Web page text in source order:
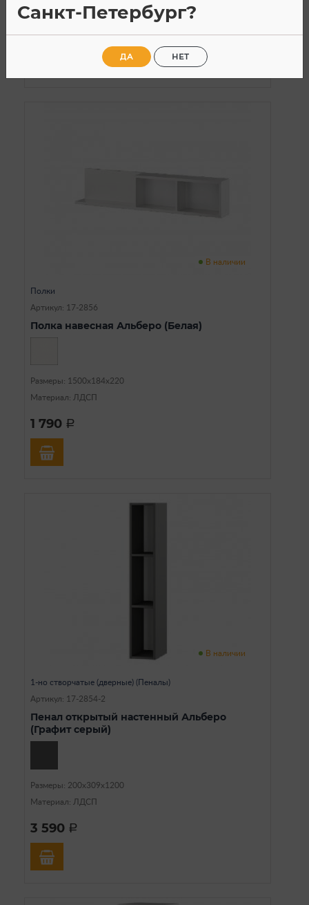
17 890a
В наличии
Полки
Артикул: 17-2856
Полка навесная Альберо (Белая)
Размеры: 1500х184х220
Материал: ЛДСП
1 790 a
В наличии
1-но створчатые (дверные) (Пеналы)
Артикул: 17-2854-2
Пенал открытый настенный Альберо
(Графит серый)
Размеры: 200х309х1200
Материал: ЛДСП
3 590 a
Санкт-Петербург?
ДА НЕТ